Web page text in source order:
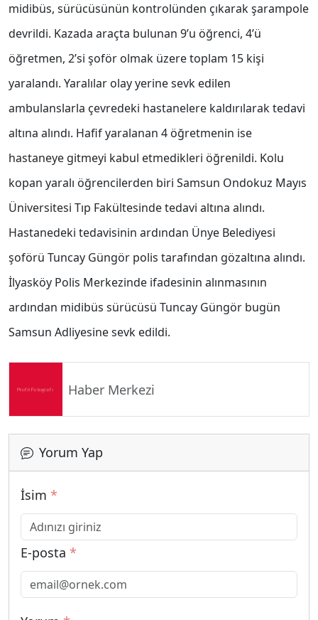
midibüs, sürücüsünün kontrolünden çıkarak şarampole
devrildi. Kazada araçta bulunan 9’u öğrenci, 4’ü
öğretmen, 2’si şoför olmak üzere toplam 15 kişi
yaralandı. Yaralılar olay yerine sevk edilen
ambulanslarla çevredeki hastanelere kaldırılarak tedavi
altına alındı. Hafif yaralanan 4 öğretmenin ise
hastaneye gitmeyi kabul etmedikleri öğrenildi. Kolu
kopan yaralı öğrencilerden biri Samsun Ondokuz Mayıs
Üniversitesi Tıp Fakültesinde tedavi altına alındı.
Hastanedeki tedavisinin ardından Ünye Belediyesi
şoförü Tuncay Güngör polis tarafından gözaltına alındı.
İlyasköy Polis Merkezinde ifadesinin alınmasının
ardından midibüs sürücüsü Tuncay Güngör bugün
Samsun Adliyesine sevk edildi.
Haber Merkezi
Yorum Yap
İsim *
E-posta *